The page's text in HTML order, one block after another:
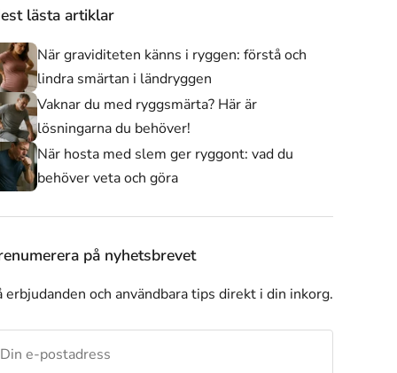
lästa artiklar
När graviditeten känns i ryggen: förstå och
lindra smärtan i ländryggen
Vaknar du med ryggsmärta? Här är
lösningarna du behöver!
När hosta med slem ger ryggont: vad du
behöver veta och göra
på nyhetsbrevet
erbjudanden och användbara tips direkt i din inkorg.